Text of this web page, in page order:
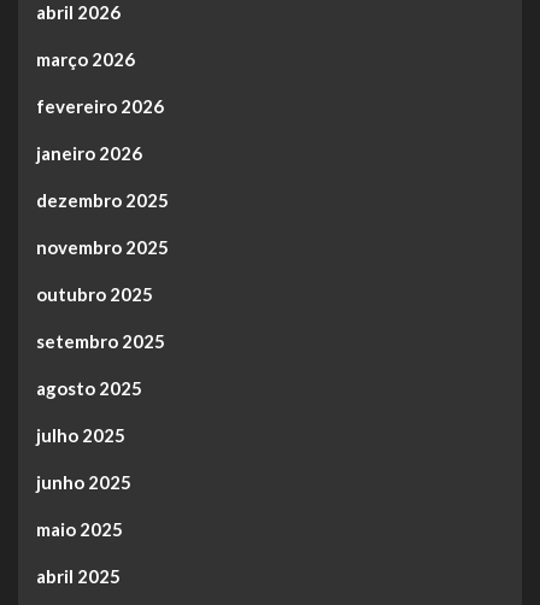
abril 2026
março 2026
fevereiro 2026
janeiro 2026
dezembro 2025
novembro 2025
outubro 2025
setembro 2025
agosto 2025
julho 2025
junho 2025
maio 2025
abril 2025